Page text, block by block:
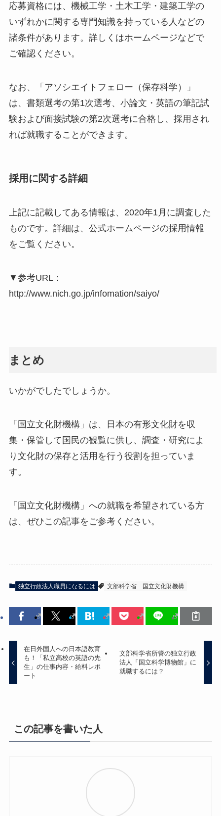
応募資格には、機械工学・土木工学・建築工学の
いずれかに関する専門知識を持っている人などの
諸条件があります。詳しくはホームページなどで
ご確認ください。
なお、「アソシエイトフェロー（保存科学）」
は、書類選考の第1次選考、小論文・英語の筆記試
験および面接試験の第2次選考に合格し、採用され
れば就職することができます。
採用に関する詳細
上記に記載してある情報は、2020年1月に調査した
ものです。詳細は、公式ホームページの採用情報
をご覧ください。
▼参考URL：
http://www.nich.go.jp/infomation/saiyo/
まとめ
いかがでしたでしょうか。
「国立文化財機構」は、日本の有形文化財を収
集・保管して国民の観覧に供し、調査・研究によ
り文化財の保存と活用を行う役割を担っていま
す。
「国立文化財機構」への就職を希望されている方
は、ぜひこの記事をご参考ください。
独立行政法人職員になるには 文部科学省 国立文化財機構
在日外国人への日本語教育
も！「私立高校の英語の先
生」の仕事内容・給料レポ
ート
文部科学省所管の独立行政
法人「国立科学博物館」に
就職するには？
この記事を書いた人